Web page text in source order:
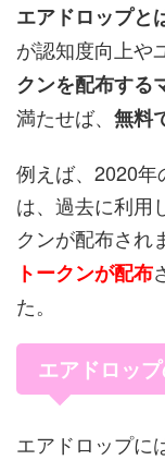
エアドロップと
が認知度向上や
クンを配布する
満たせば、 無料
例えば、2020
は、過去に利用
クンが配布され
トークンが配布
た。
エアドロッ
エアドロップに